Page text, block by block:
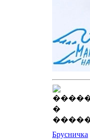
Брусничка